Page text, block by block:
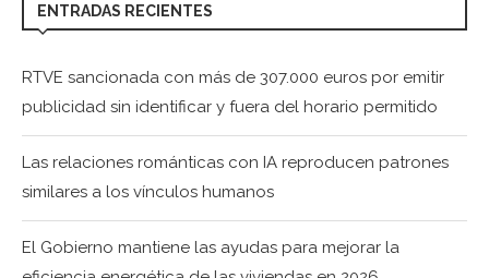
ENTRADAS RECIENTES
RTVE sancionada con más de 307.000 euros por emitir
publicidad sin identificar y fuera del horario permitido
Las relaciones románticas con IA reproducen patrones
similares a los vínculos humanos
El Gobierno mantiene las ayudas para mejorar la